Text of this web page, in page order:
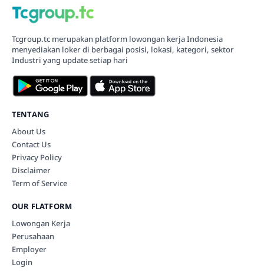
Tcgroup.tc merupakan platform lowongan kerja Indonesia
menyediakan loker di berbagai posisi, lokasi, kategori, sektor
Industri yang update setiap hari
TENTANG
About Us
Contact Us
Privacy Policy
Disclaimer
Term of Service
OUR FLATFORM
Lowongan Kerja
Perusahaan
Employer
Login